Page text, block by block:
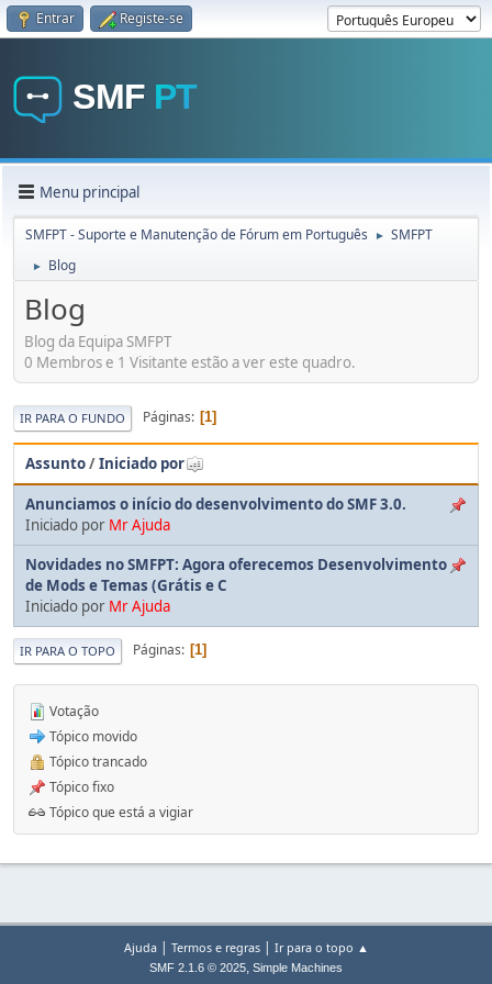
Entrar Registe-se
Menu principal
SMFPT - Suporte e Manutenção de Fórum em Português ► SMFPT
► Blog
Blog
Blog da Equipa SMFPT
0 Membros e 1 Visitante estão a ver este quadro.
IR PARA O FUNDO Páginas 1
Assunto/Iniciado por
Anunciamos o início do desenvolvimento do SMF 3.0.
Iniciado por Mr Ajuda
Novidades no SMFPT: Agora oferecemos Desenvolvimento
de Mods e Temas (Grátis e C
Iniciado por Mr Ajuda
IR PARA O TOPO Páginas 1
Votação
Tópico movido
Tópico trancado
Tópico fixo
Tópico que está a vigiar
Ajuda| Termos e regras| Ir para o topo ▲
SMF 2.1.6 © 2025, Simple Machines